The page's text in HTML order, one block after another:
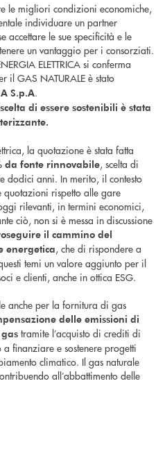
le migliori condizioni economiche,
individuare un partner
accettare le sue specificità e le
un vantaggio per i consorziati.
ELETTRICA si conferma
il GAS NATURALE è stato
S.p.A.
di essere sostenibili è stata
la quotazione è stata fatta
da fonte rinnovabile, scelta di
dodici anni. In merito, il contesto
quotazioni rispetto alle gare
rilevanti, in termini economici,
ciò, non si è messa in discussione
il cammino del
energetica, che di rispondere a
temi un valore aggiunto per il
e clienti, anche in ottica ESG.
anche per la fornitura di gas
delle emissioni di
tramite l’acquisto di crediti di
finanziare e sostenere progetti
climatico. Il gas naturale
all’abbattimento delle